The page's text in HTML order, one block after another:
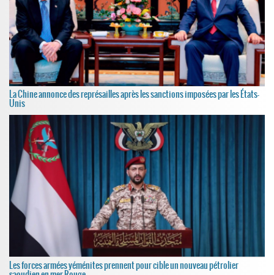
La Chine annonce des représailles après les sanctions imposées par les États-
Unis
Les forces armées yéménites prennent pour cible un nouveau pétrolier